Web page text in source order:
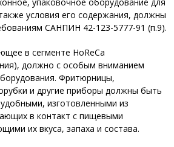
упаковочное оборудование для
условия его содержания, должны
САНПИН 42-123-5777-91 (п.9).
в сегменте HoReCa
должно с особым вниманием
Фритюрницы,
и другие приборы должны быть
изготовленными из
в контакт с пищевыми
их вкуса, запаха и состава.